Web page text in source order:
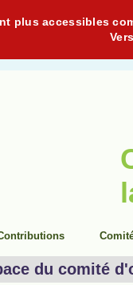
plus accessibles
du comité